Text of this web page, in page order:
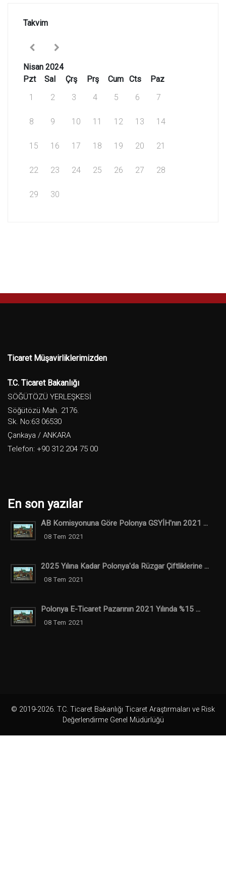
Takvim
Nisan 2024
Pzt
Sal Çrş Prş Cum Cts
Paz
1
2 3 4 5 6 7
8 9 10 11 12 13 14
15 16 17 18 19 20 21
22 23 24 25 26 27 28
29 30
Ticaret Müşavirliklerimizden
T.C. Ticaret Bakanlığı
SÖĞÜTÖZÜ YERLEŞKESİ
Söğütözü Mah. 2176.
Sk. No:63 06530
Çankaya / ANKARA
Telefon: +90 312 204 75 00
En son yazılar
AB Komisyonuna Göre Polonya GSYİH'nın 2021 ...
08 Tem 2021
2025 Yılına Kadar Polonya'da Rüzgar Çiftliklerine ...
08 Tem 2021
Polonya E-Ticaret Pazarının 2021 Yılında %15 ...
08 Tem 2021
© 2019-2026. T.C. Ticaret Bakanlığı Ticaret Araştırmaları ve Risk
Değerlendirme Genel Müdürlüğü